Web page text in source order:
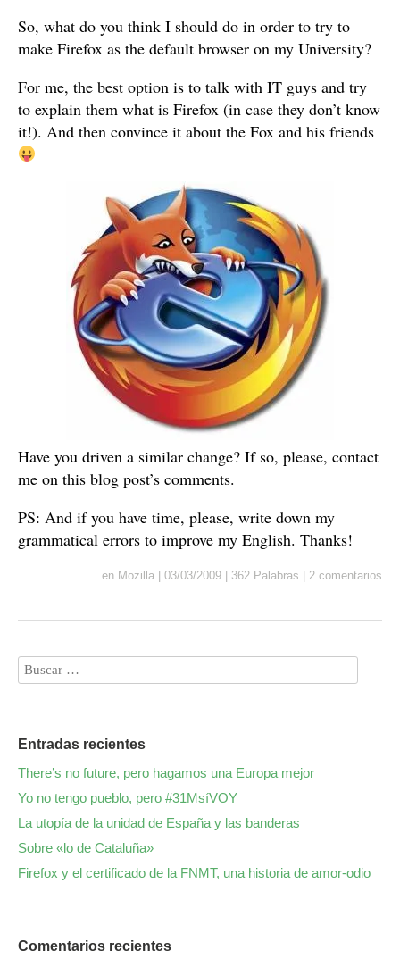
So, what do you think I should do in order to try to
make Firefox as the default browser on my University?
For me, the best option is to talk with IT guys and try
to explain them what is Firefox (in case they don’t know
it!). And then convince it about the Fox and his friends
Have you driven a similar change? If so, please, contact
me on this blog post’s comments.
PS: And if you have time, please, write down my
grammatical errors to improve my English. Thanks!
en Mozilla 03/03/2009 362 Palabras 2 comentarios
Entradas recientes
There’s no future, pero hagamos una Europa mejor
Yo no tengo pueblo, pero #31MsíVOY
La utopía de la unidad de España y las banderas
Sobre «lo de Cataluña»
Firefox y el certificado de la FNMT, una historia de amor-odio
Comentarios recientes